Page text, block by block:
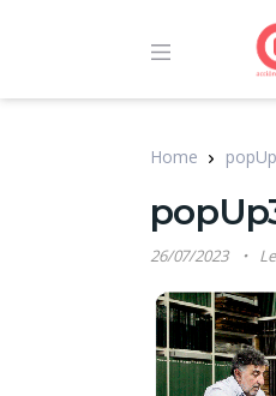
Home
26/07/2023